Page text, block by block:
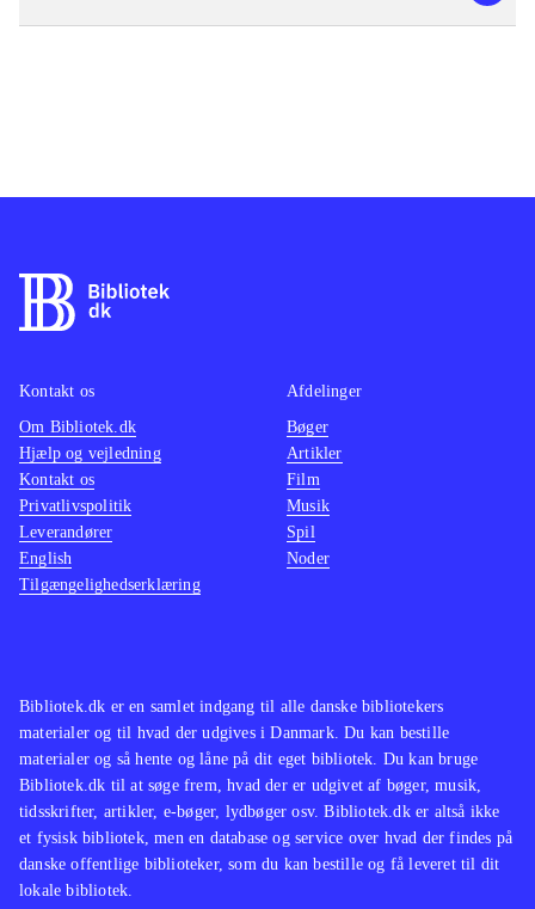
Bibliotek.dk er en samlet indgang til alle danske bibliotekers
materialer og til hvad der udgives i Danmark. Du kan bestille
materialer og så hente og låne på dit eget bibliotek. Du kan bruge
Bibliotek.dk til at søge frem, hvad der er udgivet af bøger, musik,
tidsskrifter, artikler, e-bøger, lydbøger osv. Bibliotek.dk er altså ikke
et fysisk bibliotek, men en database og service over hvad der findes på
danske offentlige biblioteker, som du kan bestille og få leveret til dit
lokale bibliotek.
Kontakt os
Om Bibliotek.dk
Hjælp og vejledning
Kontakt os
Privatlivspolitik
Leverandører
English
Tilgængelighedserklæring
Afdelinger
Bøger
Artikler
Film
Musik
Spil
Noder